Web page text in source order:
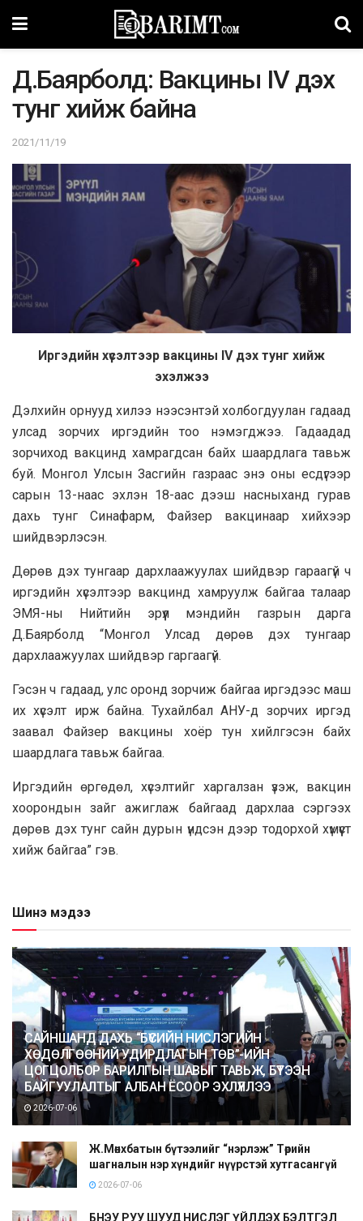
Д.Баярболд: Вакцины IV дэх
тунг хийж байна
2021/11/19
Иргэдийн хүсэлтээр вакцины IV дэх тунг хийж
эхэлжээ
Дэлхийн орнууд хилээ нээсэнтэй холбогдуулан гадаад
улсад зорчих иргэдийн тоо нэмэгджээ. Гадаадад
зорчиход вакцинд хамрагдсан байх шаардлага тавьж
буй. Монгол Улсын Засгийн газраас энэ оны есдүгээр
сарын 13-наас эхлэн 18-аас дээш насныханд гурав
дахь тунг Синафарм, Файзер вакцинаар хийхээр
шийдвэрлэсэн.
Дөрөв дэх тунгаар дархлаажуулах шийдвэр гараагүй ч
иргэдийн хүсэлтээр вакцинд хамруулж байгаа талаар
ЭМЯ-ны Нийтийн эрүүл мэндийн газрын дарга
Д.Баярболд “Монгол Улсад дөрөв дэх тунгаар
дархлаажуулах шийдвэр гаргаагүй.
Гэсэн ч гадаад, улс оронд зорчиж байгаа иргэдээс маш
их хүсэлт ирж байна. Тухайлбал АНУ-д зорчих иргэд
заавал Файзер вакцины хоёр тун хийлгэсэн байх
шаардлага тавьж байгаа.
Иргэдийн өргөдөл, хүсэлтийг харгалзан үзэж, вакцин
хоорондын зайг ажиглаж байгаад дархлаа сэргээх
дөрөв дэх тунг сайн дурын үндсэн дээр тодорхой хүмүүст
хийж байгаа” гэв.
Шинэ мэдээ
САЙНШАНД ДАХЬ “БҮСИЙН НИСЛЭГИЙН
ХӨДӨЛГӨӨНИЙ УДИРДЛАГЫН ТӨВ”-ИЙН
ЦОГЦОЛБОР БАРИЛГЫН ШАВЫГ ТАВЬЖ, БҮТЭЭН
БАЙГУУЛАЛТЫГ АЛБАН ЁСООР ЭХЛҮҮЛЛЭЭ
2026-07-06
Ж.Мөнхбатын бүтээлийг “нэрлэж” Төрийн
шагналын нэр хүндийг нүүрстэй хутгасангүй
2026-07-06
БНЭУ РУУ ШУУД НИСЛЭГ ҮЙЛДЭХ БЭЛТГЭЛ